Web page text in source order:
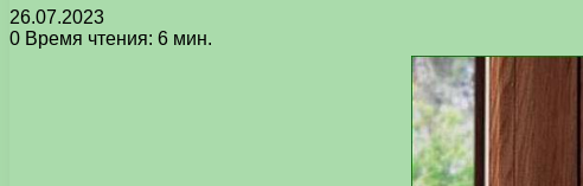
26.07.2023
0 Время чтения: 6 мин.